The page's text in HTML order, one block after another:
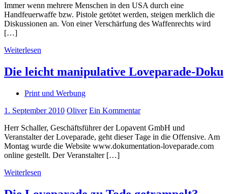
Immer wenn mehrere Menschen in den USA durch eine
Handfeuerwaffe bzw. Pistole getötet werden, steigen merklich die
Diskussionen an. Von einer Verschärfung des Waffenrechts wird
[…]
Weiterlesen
Die leicht manipulative Loveparade-Doku
Print und Werbung
1. September 2010 Oliver Ein Kommentar
Herr Schaller, Geschäftsführer der Lopavent GmbH und
Veranstalter der Loveparade, geht dieser Tage in die Offensive. Am
Montag wurde die Website www.dokumentation-loveparade.com
online gestellt. Der Veranstalter […]
Weiterlesen